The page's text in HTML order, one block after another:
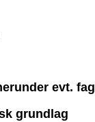
evt.
grundlag